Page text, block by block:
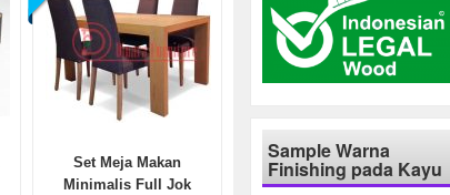
Set Meja Makan
Minimalis Full Jok
Sample Warna
Finishing pada Kayu